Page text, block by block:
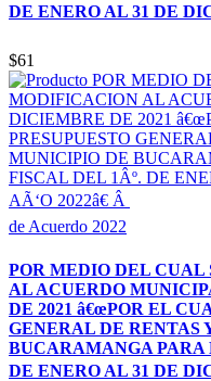
DE ENERO AL 31 DE
$61
de Acuerdo 2022
POR MEDIO DEL
AL ACUERDO
DE 2021 â€œPOR EL
GENERAL DE RENTAS
BUCARAMANGA PARA
DE ENERO AL 31 DE